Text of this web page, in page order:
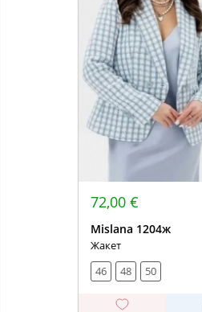
72,00 €
Mislana 1204ж
Жакет
46
48 50